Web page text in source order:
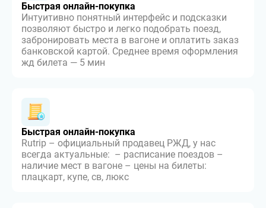
Быстрая онлайн-покупка
Интуитивно понятный интерфейс и подсказки
позволяют быстро и легко подобрать поезд,
забронировать места в вагоне и оплатить заказ
банковской картой. Среднее время оформления
жд билета — 5 мин
Быстрая онлайн-покупка
Rutrip – официальный продавец РЖД, у нас
всегда актуальные: – расписание поездов –
наличие мест в вагоне – цены на билеты:
плацкарт, купе, св, люкс